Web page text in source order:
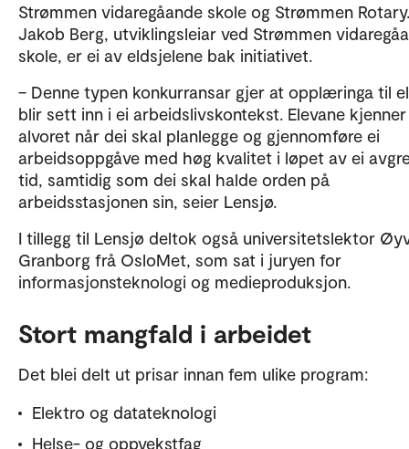
Strømmen vidaregåande skole og Strømmen
Jakob Berg, utviklingsleiar ved Strømmen
skole, er ei av eldsjelene bak initiativet.
– Denne typen konkurransar gjer at opplæringa til
blir sett inn i ei arbeidslivskontekst. Elevane
alvoret når dei skal planlegge og gjennomføre ei
arbeidsoppgåve med høg kvalitet i løpet av ei
tid, samtidig som dei skal halde orden på
arbeidsstasjonen sin, seier Lensjø.
I tillegg til Lensjø deltok også universitetslektor
Granborg frå OsloMet, som sat i juryen for
informasjonsteknologi og medieproduksjon.
Stort mangfald i arbeidet
Det blei delt ut prisar innan fem ulike program:
Elektro og datateknologi
Helse- og oppvekstfag